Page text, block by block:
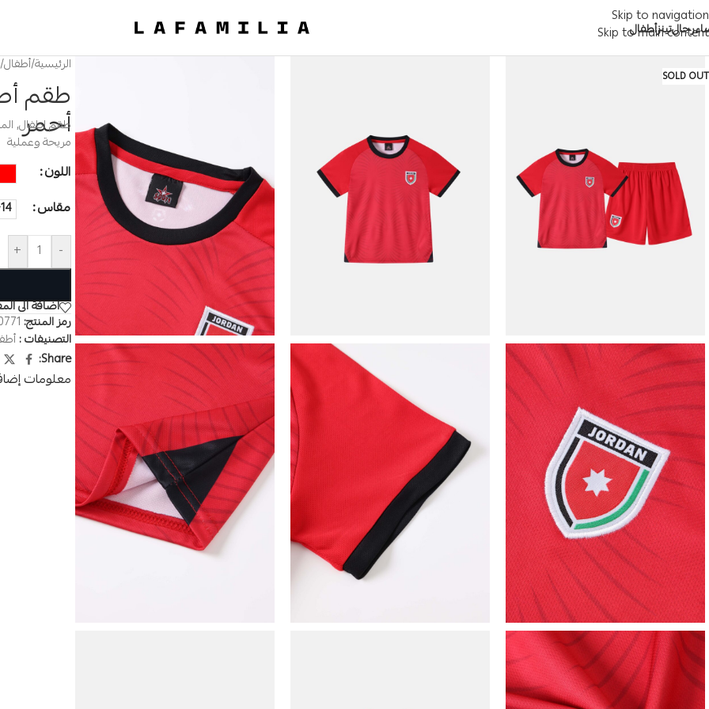
Skip to navigation
Skip to main content
رجالتينزأطفال
SOLD OUT
الرئيسية/أطفال/
طقم
أحمر
طقم اطفال,
مريحة وعملية
اللون
مقاس
14+
-
+
اضافة الى
رمز المنتج:
التصنيفات :
Share:
معلومات